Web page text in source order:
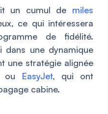
un cumul de miles
ce qui intéressera
de fidélité.
dans une dynamique
une stratégie alignée
ou EasyJet, qui ont
cabine.